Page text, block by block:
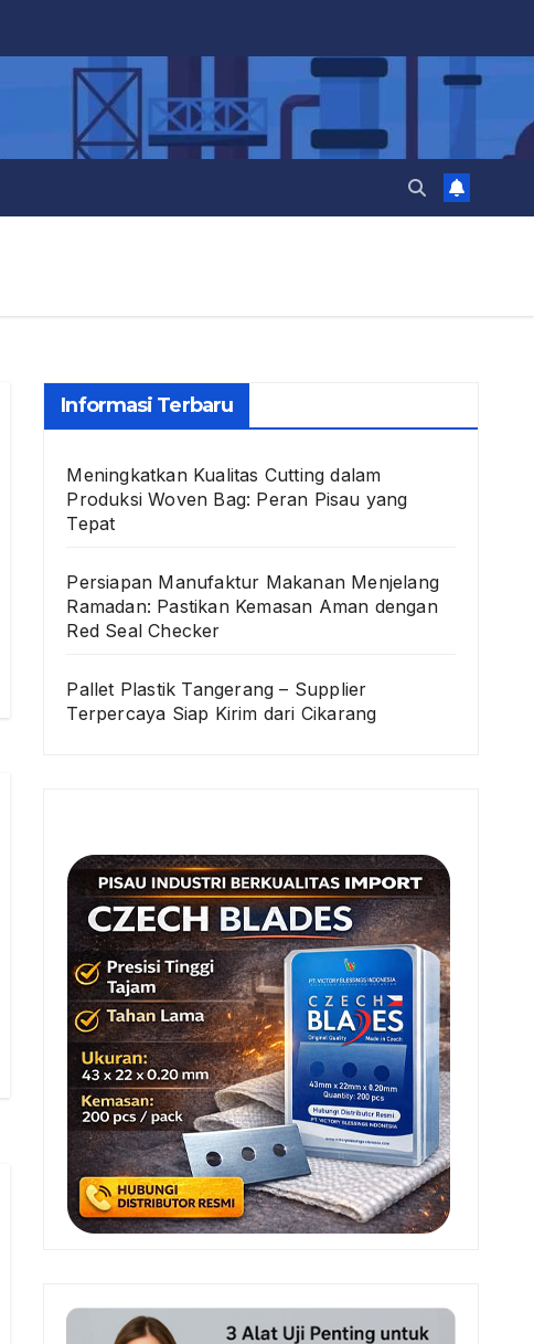
Informasi Terbaru
Meningkatkan Kualitas Cutting dalam
Produksi Woven Bag: Peran Pisau yang
Tepat
Persiapan Manufaktur Makanan Menjelang
Ramadan: Pastikan Kemasan Aman dengan
Red Seal Checker
Pallet Plastik Tangerang – Supplier
Terpercaya Siap Kirim dari Cikarang